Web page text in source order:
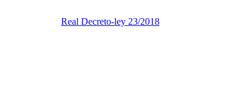
Real Decreto-ley 23/2018